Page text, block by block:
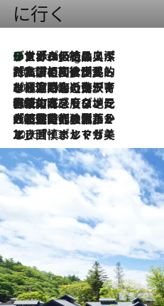
に行く
1 Hour Ago
リスボンの絶品スイーツ「パステル・デ・ナタ」とは？ポルトガル伝統の奥深い世界へ
2026.7.27
「私の祖国はポルトガル語です」国民的詩人フェルナンド・ペソアと、彼が愛した文学の街を歩く
2026.7.26
ポルトガル近海が育む極上の海の幸。キリリと冷えた白ワインと愉しむ、シーフード専門店の贅沢
2026.7.22
伝統の味をモダンに昇華。高感度な地元客が集う、リスボンの最旬ガストロノミー
2026.7.21
大航海時代の栄華から、震災、独裁、そして革命へ。ポルトガル・首都リスボンの石畳に刻まれた「歴史の光と影」
2026.7.13
エッセイ・ヤマザキマリ「慎ましくも美しき国 ポルトガル」